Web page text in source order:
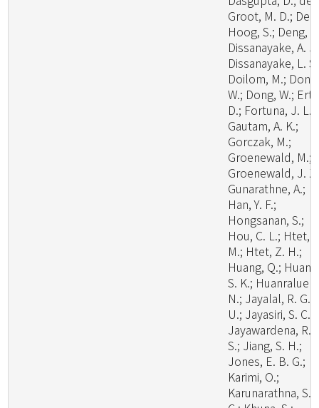
Groot, M. D.; De
Hoog, S.; Deng,
Dissanayake, A.
Dissanayake, L.
Doilom, M.;
W.; Dong, W.;
D.; Fortuna, J. L.;
Gautam, A. K.;
Gorczak, M.;
Groenewald, M.;
Groenewald, J.
Gunarathne, A.;
Han, Y. F.;
Hongsanan, S.;
Hou, C. L.; Htet,
M.; Htet, Z. H.;
Huang, Q.;
S. K.; Huanraluek,
N.; Jayalal, R. G.
U.; Jayasiri, S. C.;
Jayawardena, R.
S.; Jiang, S. H.;
Jones, E. B. G.;
Karimi, O.;
Karunarathna, S.